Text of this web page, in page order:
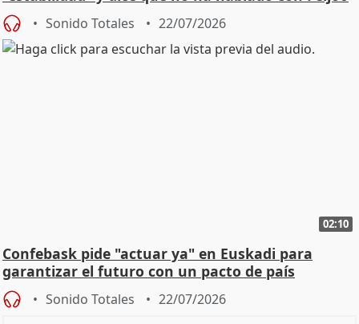
Sonido Totales 22/07/2026
02:10
Confebask pide "actuar ya" en Euskadi para
garantizar el futuro con un pacto de país
Sonido Totales 22/07/2026